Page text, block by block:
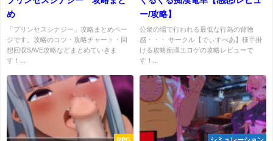
め
「プリンセスシナジー」攻略まとめペー
ジです。攻略のコツ・攻略チャート・回
想回収SAVE攻略などまとめていきま
す！...
ー/攻略】
公衆の場で行われる最低な行為の背徳
感・・・ サークル【でぃすぺあ】様手掛
ける攻略痴漢エロゲの攻略レビューで
す！...